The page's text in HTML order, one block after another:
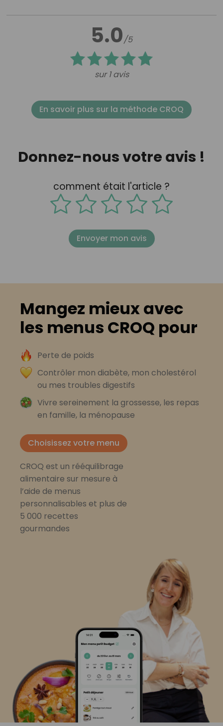
5.0/5
sur 1 avis
En savoir plus sur la méthode CROQ
Donnez-nous votre avis !
comment était l'article ?
Envoyer mon avis
Mangez mieux avec
les menus CROQ pour
Perte de poids
Contrôler mon diabète, mon cholestérol
ou mes troubles digestifs
Vivre sereinement la grossesse, les repas
en famille, la ménopause
Choisissez votre menu
CROQ est un rééquilibrage
alimentaire sur mesure à
l’aide de menus
personnalisables et plus de
5 000 recettes
gourmandes